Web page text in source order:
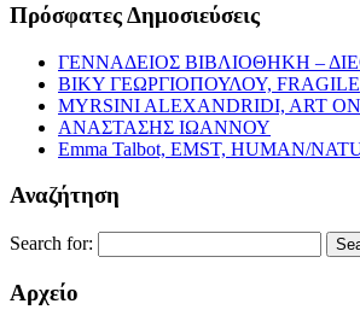
Πρόσφατες Δημοσιεύσεις
ΓΕΝΝΑΔΕΙΟΣ ΒΙΒΛΙΟΘΗΚΗ –
ΒΙΚΥ ΓΕΩΡΓΙΟΠΟΥΛΟΥ, FRAGILE
MYRSINI ALEXANDRIDI, ART
ΑΝΑΣΤΑΣΗΣ ΙΩΑΝΝΟΥ
Emma Talbot, EMST, HUMAN/
Αναζήτηση
Search for:
Αρχείο